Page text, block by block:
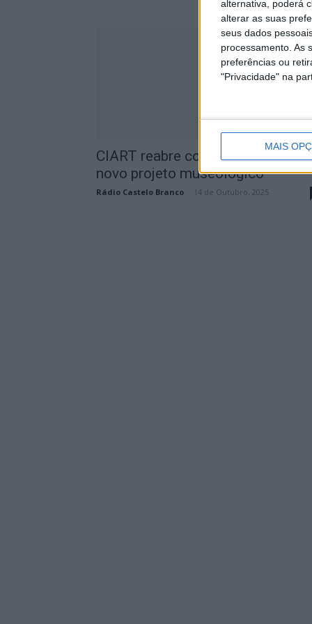
alternativa, poderá
alterar as suas
seus dados
processamento. As
preferências ou
"Privacidade" na
MAIS
CIART reabre com casa
novo projeto museológico
Rádio Castelo Branco 14 de Outubro, 2025